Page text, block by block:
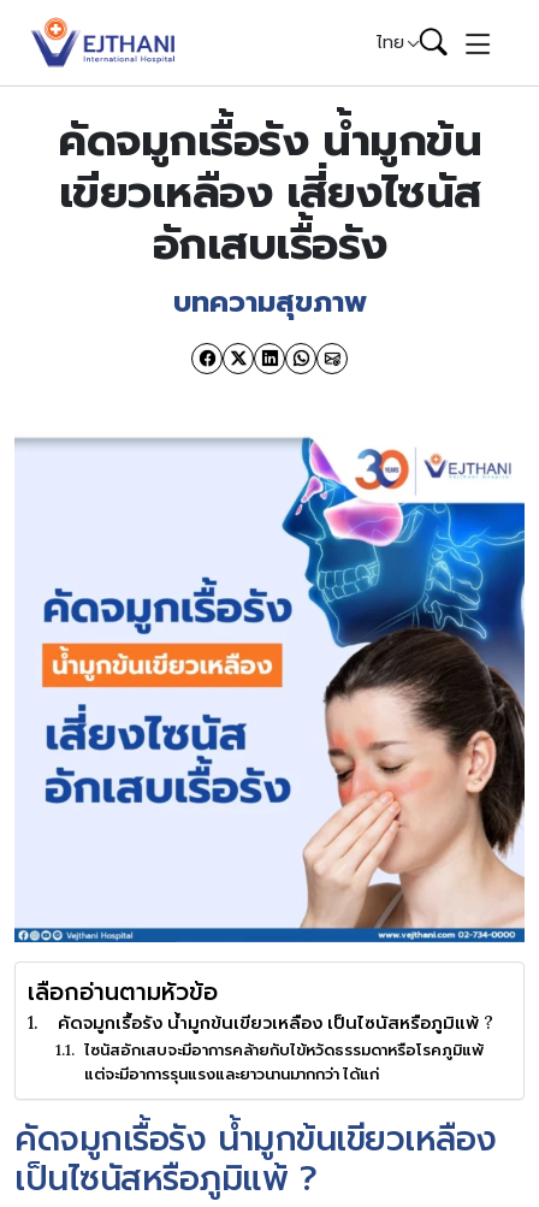
Skip to content
ไทย
คัดจมูกเรื้อรัง น้ำมูกข้น
เขียวเหลือง เสี่ยงไซนัส
อักเสบเรื้อรัง
บทความสุขภาพ
เลือกอ่านตามหัวข้อ
คัดจมูกเรื้อรัง น้ำมูกข้นเขียวเหลือง เป็นไซนัสหรือภูมิแพ้ ?
ไซนัสอักเสบจะมีอาการคล้ายกับไข้หวัดธรรมดาหรือโรคภูมิแพ้
แต่จะมีอาการรุนแรงและยาวนานมากกว่า ได้แก่
คัดจมูกเรื้อรัง น้ำมูกข้นเขียวเหลือง
เป็นไซนัสหรือภูมิแพ้ ?